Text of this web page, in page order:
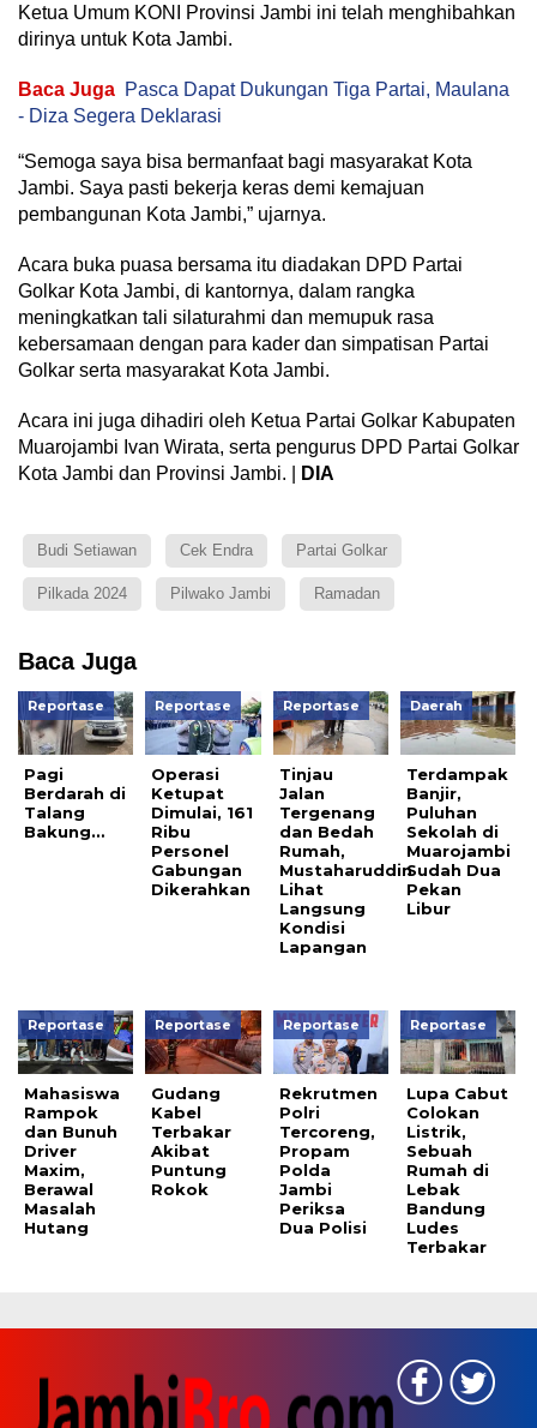
Ketua Umum KONI Provinsi Jambi ini telah menghibahkan
dirinya untuk Kota Jambi.
Baca Juga Pasca Dapat Dukungan Tiga Partai, Maulana
- Diza Segera Deklarasi
“Semoga saya bisa bermanfaat bagi masyarakat Kota
Jambi. Saya pasti bekerja keras demi kemajuan
pembangunan Kota Jambi,” ujarnya.
Acara buka puasa bersama itu diadakan DPD Partai
Golkar Kota Jambi, di kantornya, dalam rangka
meningkatkan tali silaturahmi dan memupuk rasa
kebersamaan dengan para kader dan simpatisan Partai
Golkar serta masyarakat Kota Jambi.
Acara ini juga dihadiri oleh Ketua Partai Golkar Kabupaten
Muarojambi Ivan Wirata, serta pengurus DPD Partai Golkar
Kota Jambi dan Provinsi Jambi. |
DIA
Budi Setiawan Cek Endra Partai Golkar
Pilkada 2024 Pilwako Jambi Ramadan
Baca Juga
Reportase
Pagi
Berdarah di
Talang
Bakung…
Reportase
Operasi
Ketupat
Dimulai, 161
Ribu
Personel
Gabungan
Dikerahkan
Reportase
Tinjau
Jalan
Tergenang
dan Bedah
Rumah,
Mustaharuddin
Lihat
Langsung
Kondisi
Lapangan
Daerah
Terdampak
Banjir,
Puluhan
Sekolah di
Muarojambi
Sudah Dua
Pekan
Libur
Reportase
Mahasiswa
Rampok
dan Bunuh
Driver
Maxim,
Berawal
Masalah
Hutang
Reportase
Gudang
Kabel
Terbakar
Akibat
Puntung
Rokok
Reportase
Rekrutmen
Polri
Tercoreng,
Propam
Polda
Jambi
Periksa
Dua Polisi
Reportase
Lupa Cabut
Colokan
Listrik,
Sebuah
Rumah di
Lebak
Bandung
Ludes
Terbakar